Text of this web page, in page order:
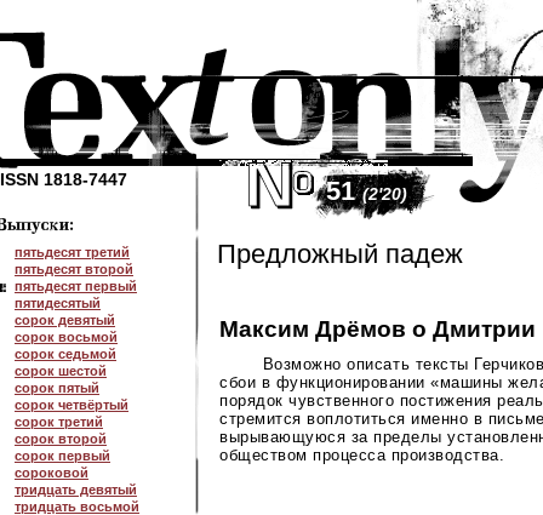
ISSN 1818-7447
пятьдесят третий
пятьдесят второй
пятьдесят первый
пятидесятый
сорок девятый
сорок восьмой
сорок седьмой
сорок шестой
сорок пятый
сорок четвёртый
сорок третий
сорок второй
сорок первый
сороковой
тридцать девятый
тридцать восьмой
51(2'20)
Предложный падеж
Максим Дрёмов о Дмитрии
Возможно описать тексты
сбои в функционировании «машины
порядок чувственного постижения
стремится воплотиться именно в
вырывающуюся за пределы
обществом процесса производства.